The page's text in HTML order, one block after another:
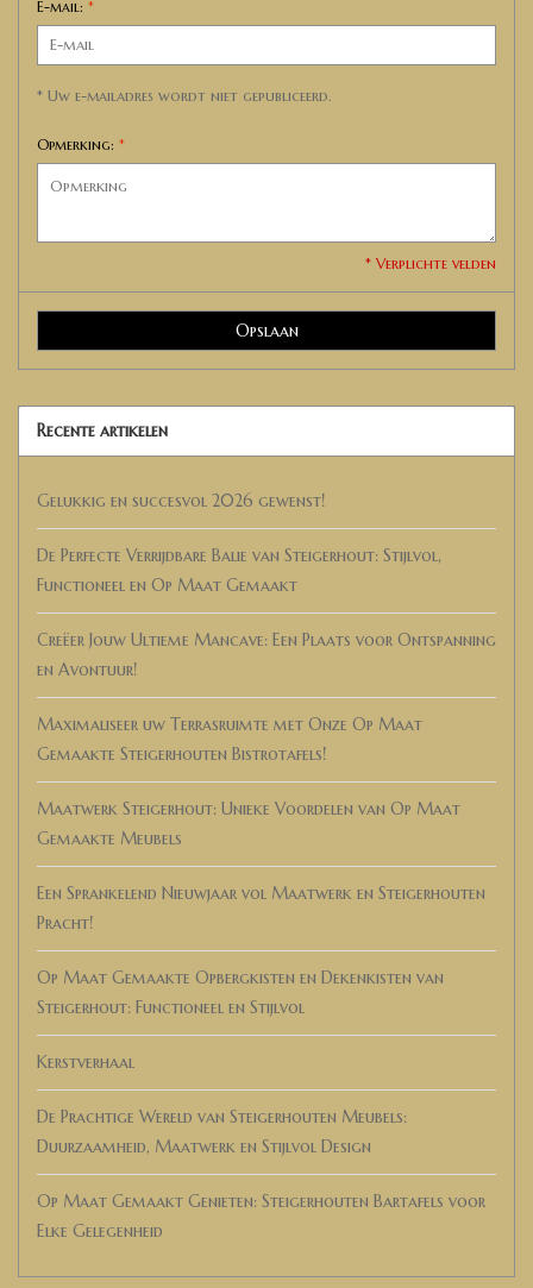
E-mail: *
* Uw e-mailadres wordt niet gepubliceerd.
Opmerking: *
* Verplichte velden
Opslaan
Recente artikelen
Gelukkig en succesvol 2026 gewenst!
De Perfecte Verrijdbare Balie van Steigerhout: Stijlvol,
Functioneel en Op Maat Gemaakt
Creëer Jouw Ultieme Mancave: Een Plaats voor Ontspanning
en Avontuur!
Maximaliseer uw Terrasruimte met Onze Op Maat
Gemaakte Steigerhouten Bistrotafels!
Maatwerk Steigerhout: Unieke Voordelen van Op Maat
Gemaakte Meubels
Een Sprankelend Nieuwjaar vol Maatwerk en Steigerhouten
Pracht!
Op Maat Gemaakte Opbergkisten en Dekenkisten van
Steigerhout: Functioneel en Stijlvol
Kerstverhaal
De Prachtige Wereld van Steigerhouten Meubels:
Duurzaamheid, Maatwerk en Stijlvol Design
Op Maat Gemaakt Genieten: Steigerhouten Bartafels voor
Elke Gelegenheid